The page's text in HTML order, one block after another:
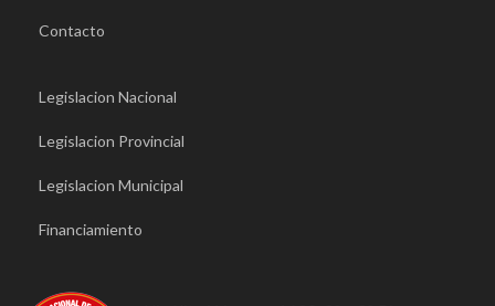
Contacto
Legislacion Nacional
Legislacion Provincial
Legislacion Municipal
Financiamiento